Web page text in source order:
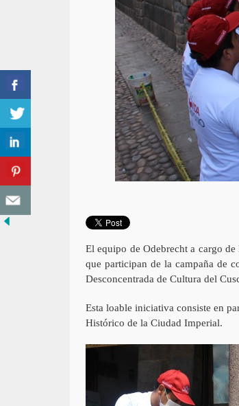
El equipo de Odebrecht a cargo
que participan de la campaña de
Desconcentrada de Cultura del
Esta loable iniciativa consiste en
Histórico de la Ciudad Imperial.